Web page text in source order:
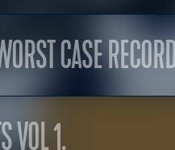
CASE
VOL 1.